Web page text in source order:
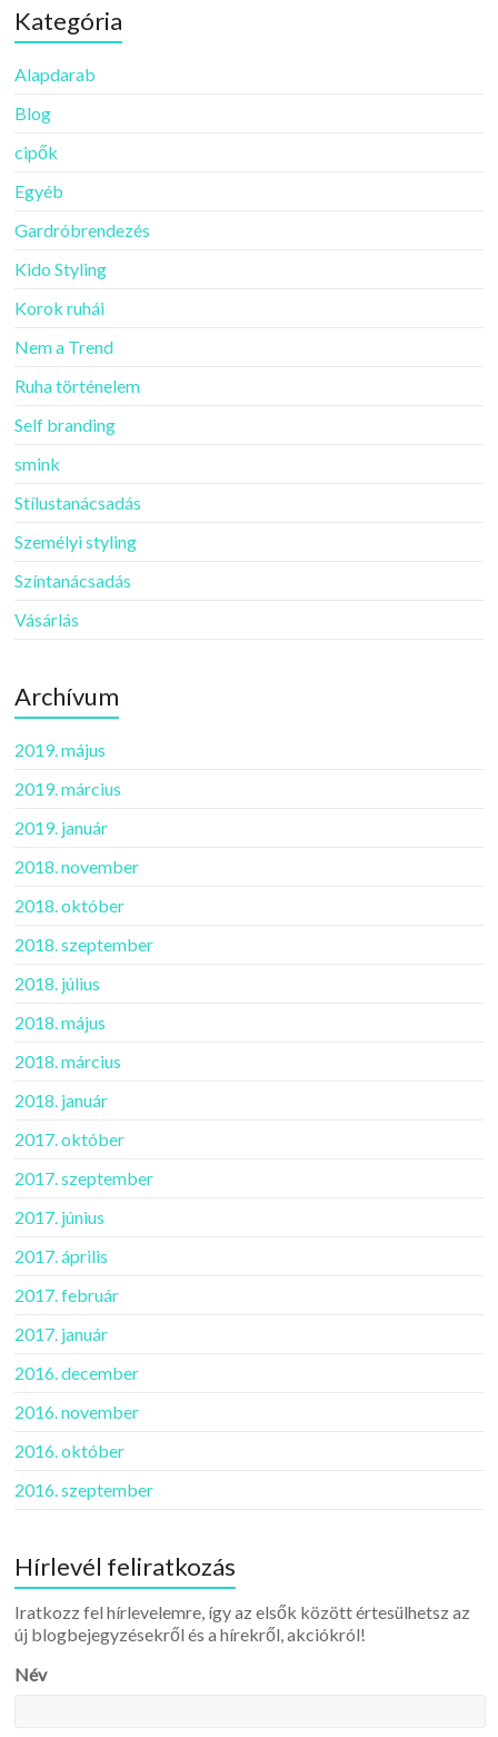
Kategória
Alapdarab
Blog
cipők
Egyéb
Gardróbrendezés
Kido Styling
Korok ruhái
Nem a Trend
Ruha történelem
Self branding
smink
Stílustanácsadás
Személyi styling
Színtanácsadás
Vásárlás
Archívum
2019. május
2019. március
2019. január
2018. november
2018. október
2018. szeptember
2018. július
2018. május
2018. március
2018. január
2017. október
2017. szeptember
2017. június
2017. április
2017. február
2017. január
2016. december
2016. november
2016. október
2016. szeptember
Hírlevél feliratkozás
Iratkozz fel hírlevelemre, így az elsők között értesülhetsz az
új blogbejegyzésekről és a hírekről, akciókról!
Név